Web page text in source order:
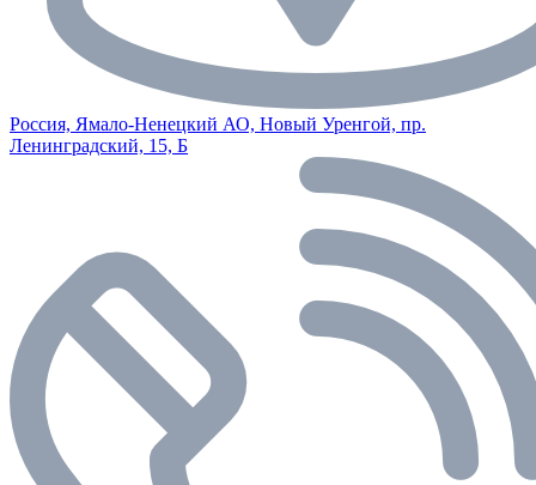
Россия, Ямало-Ненецкий АО, Новый Уренгой, пр.
Ленинградский, 15, Б